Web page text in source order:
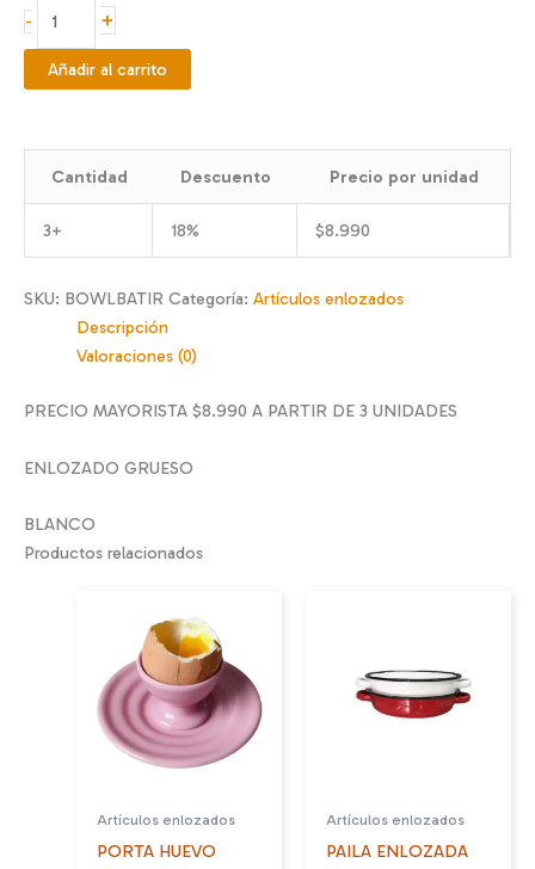
-
ENLOZADO
PARA
BATIR
+
Añadir al carrito
Cantidad Descuento Precio por unidad
3+ 18% $8.990
SKU: BOWLBATIR Categoría: Artículos enlozados
Descripción
Valoraciones (0)
PRECIO MAYORISTA $8.990 A PARTIR DE 3 UNIDADES
ENLOZADO GRUESO
BLANCO
Productos relacionados
Artículos enlozados
PORTA HUEVO
Artículos enlozados
PAILA ENLOZADA